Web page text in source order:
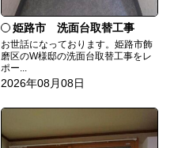
姫路市 洗面台取替工事
お世話になっております。姫路市飾
磨区のW様邸の洗面台取替工事をレ
ポー...
2026年08月08日